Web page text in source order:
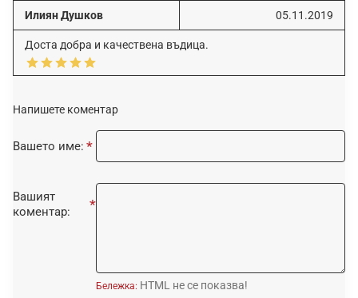
Илиян Душков 05.11.2019
Доста добра и качествена въдица.
Напишете коментар
Вашето име:
Вашият
коментар:
Бележка: HTML не се показва!